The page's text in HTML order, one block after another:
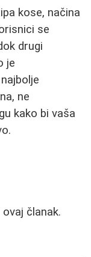
kose, načina
se
drugi
je
ne
kako bi vaša
članak.